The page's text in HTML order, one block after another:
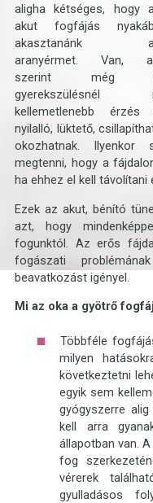
aligha kétséges, hogy
akut fogfájás
akasztanánk
aranyérmet. Van,
szerint még
gyerekszülésnél
kellemetlenebb érzés
nyilalló, lüktető,
okozhatnak. Ilyenkor
megtenni, hogy a
ha ehhez el kell távolítani
Ezek az akut, bénító
azt, hogy
fogunktól. Az erős
fogászati
beavatkozást igényel.
Mi az oka a gyötrő
Többféle
milyen
következtetni
egyik sem
gyógyszerre
kell arra
állapotban van.
fog
vérerek
gyulladásos